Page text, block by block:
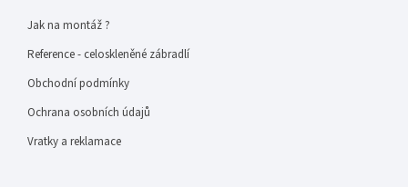
Jak na montáž ?
Reference - celoskleněné zábradlí
Obchodní podmínky
Ochrana osobních údajů
Vratky a reklamace